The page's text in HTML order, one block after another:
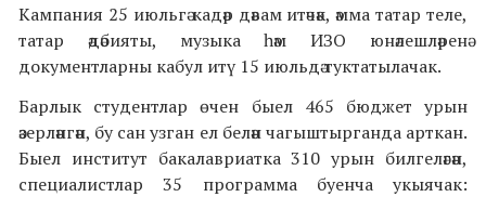
Кампания 25 июльгә кадәр дәвам итәчәк, әмма татар теле,
татар әдәбияты, музыка һәм ИЗО юнәлешләренә
документларны кабул итү 15 июльдә туктатылачак.
Барлык студентлар өчен быел 465 бюджет урын
әзерләнгән, бу сан узган ел белән чагыштырганда арткан.
Быел институт бакалавриатка 310 урын билгеләгән,
специалистлар 35 программа буенча укыячак: